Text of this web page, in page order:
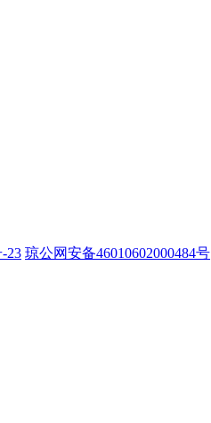
23 琼公网安备46010602000484号